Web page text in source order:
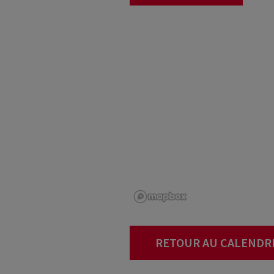
RETOUR AU